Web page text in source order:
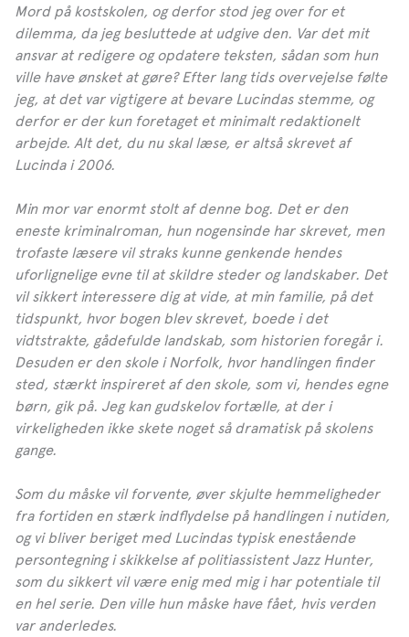
Mord på kostskolen, og derfor stod jeg over for et
dilemma, da jeg besluttede at udgive den. Var det mit
ansvar at redigere og opdatere teksten, sådan som hun
ville have ønsket at gøre? Efter lang tids overvejelse følte
jeg, at det var vigtigere at bevare Lucindas stemme, og
derfor er der kun foretaget et minimalt redaktionelt
arbejde. Alt det, du nu skal læse, er altså skrevet af
Lucinda i 2006.
Min mor var enormt stolt af denne bog. Det er den
eneste kriminalroman, hun nogensinde har skrevet, men
trofaste læsere vil straks kunne genkende hendes
uforlignelige evne til at skildre steder og landskaber. Det
vil sikkert interessere dig at vide, at min familie, på det
tidspunkt, hvor bogen blev skrevet, boede i det
vidtstrakte, gådefulde landskab, som historien foregår i.
Desuden er den skole i Norfolk, hvor handlingen finder
sted, stærkt inspireret af den skole, som vi, hendes egne
børn, gik på. Jeg kan gudskelov fortælle, at der i
virkeligheden ikke skete noget så dramatisk på skolens
gange.
Som du måske vil forvente, øver skjulte hemmeligheder
fra fortiden en stærk indflydelse på handlingen i nutiden,
og vi bliver beriget med Lucindas typisk enestående
persontegning i skikkelse af politiassistent Jazz Hunter,
som du sikkert vil være enig med mig i har potentiale til
en hel serie. Den ville hun måske have fået, hvis verden
var anderledes.